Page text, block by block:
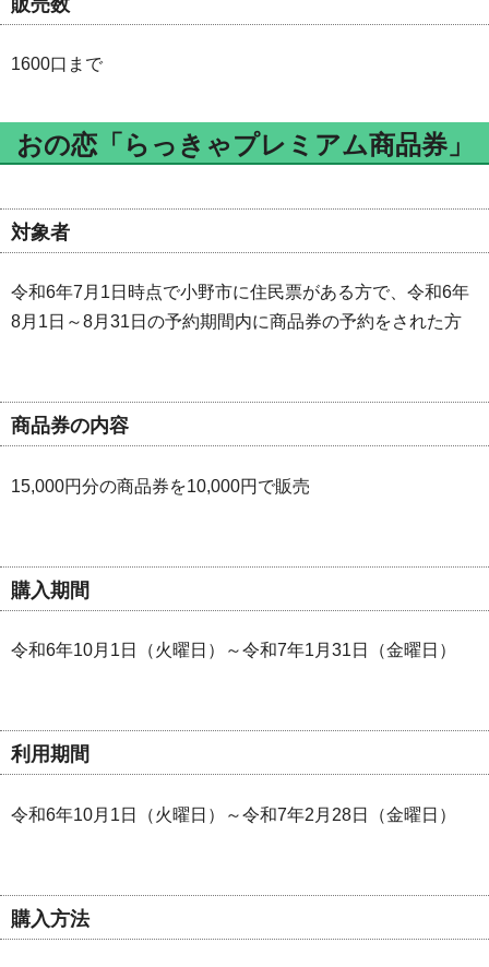
1600口まで
おの恋「らっきゃプレミアム商品券」
対象者
令和6年7月1日時点で小野市に住民票がある方で、令和6年
8月1日～8月31日の予約期間内に商品券の予約をされた方
商品券の内容
15,000円分の商品券を10,000円で販売
購入期間
令和6年10月1日（火曜日）～令和7年1月31日（金曜日）
利用期間
令和6年10月1日（火曜日）～令和7年2月28日（金曜日）
購入方法